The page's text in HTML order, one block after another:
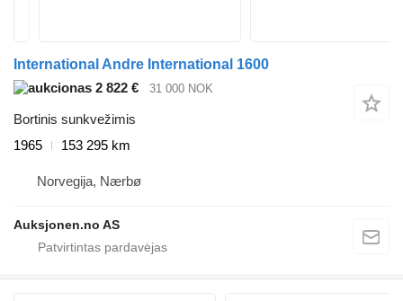
International Andre International 1600
2 822 €
31 000 NOK
Bortinis sunkvežimis
1965
153 295 km
Norvegija, Nærbø
Auksjonen.no AS